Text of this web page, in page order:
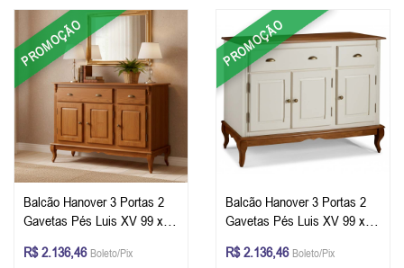
PROMOÇÃO
Balcão Hanover 3 Portas 2
Gavetas Pés Luis XV 99 x
Imbuia Glazer
R$ 2.136,46 Boleto/Pix
PROMOÇÃO
Balcão Hanover 3 Portas 2
Gavetas Pés Luis XV 99 x
Offwhite - Imbuia Glazer
R$ 2.136,46 Boleto/Pix